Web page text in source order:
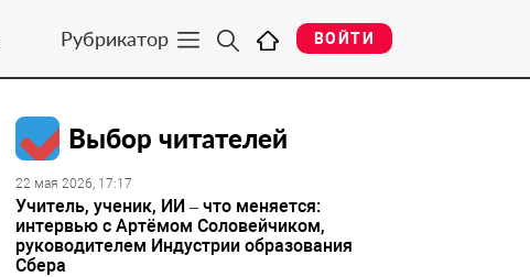
Рубрикатор ВОЙТИ
Выбор читателей
22 мая 2026, 17:17
Учитель, ученик, ИИ – что меняется:
интервью с Артёмом Соловейчиком,
руководителем Индустрии образования
Сбера